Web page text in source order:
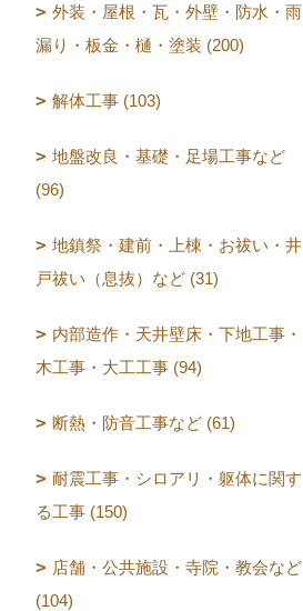
外装・屋根・瓦・外壁・防水・雨
漏り・板金・樋・塗装 (200)
解体工事 (103)
地盤改良・基礎・足場工事など
(96)
地鎮祭・建前・上棟・お祓い・井
戸祓い（息抜）など (31)
内部造作・天井壁床・下地工事・
木工事・大工工事 (94)
断熱・防音工事など (61)
耐震工事・シロアリ・躯体に関す
る工事 (150)
店舗・公共施設・寺院・教会など
(104)